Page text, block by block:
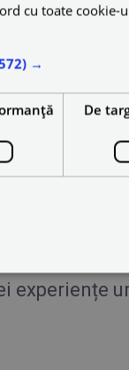
a explora
cu
experiențe
cu toate
→
De